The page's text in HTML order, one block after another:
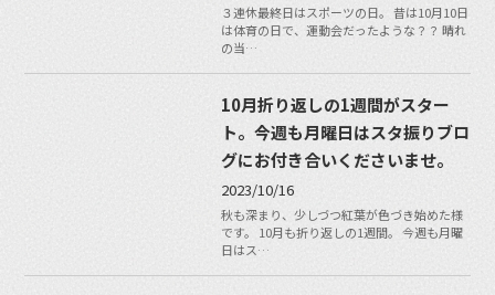
３連休最終日はスポーツの日。 昔は10月10日
は体育の日で、運動会だったような？？ 晴れ
の当…
10月折り返しの1週間がスター
ト。今週も月曜日はスタ振りブロ
グにお付き合いくださいませ。
2023/10/16
秋も深まり、少しづつ紅葉が色づき始めた様
です。 10月も折り返しの1週間。 今週も月曜
日はス…